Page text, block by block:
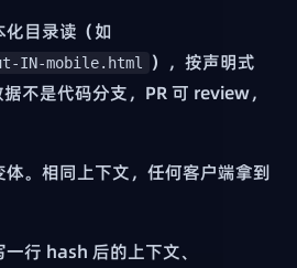
化目录读（如
IN-mobile.html
），按声明式
不是代码分支，PR 可 review，
体。相同上下文，任何客户端拿到
一行 hash 后的上下文、